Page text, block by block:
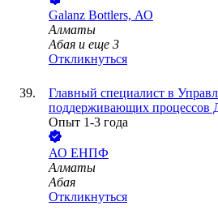
Galanz Bottlers, АО
Алматы
Абая и еще 3
Откликнуться
Главный специалист в
поддерживающих процессов
Опыт 1-3 года
АО ЕНПФ
Алматы
Абая
Откликнуться